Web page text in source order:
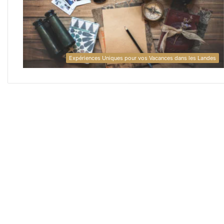
Expériences Uniques pour vos Vacances dans les Landes